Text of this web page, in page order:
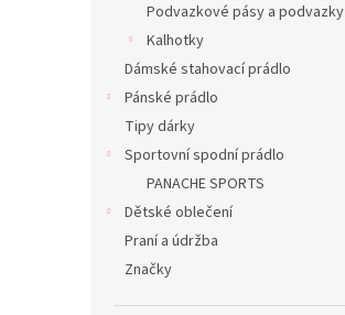
Podvazkové pásy a podvazky
Kalhotky
Dámské stahovací prádlo
Pánské prádlo
Tipy dárky
Sportovní spodní prádlo
PANACHE SPORTS
Dětské oblečení
Praní a údržba
Značky